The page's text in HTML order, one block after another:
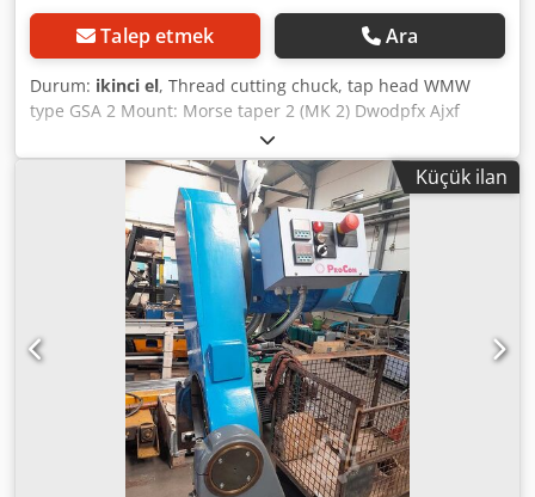
Talep etmek Ara
Durum: ikinci el, Thread cutting chuck, tap head WMW
type GSA 2 Mount: Morse taper 2 (MK 2) Dwodpfx Ajxf
Uymsayja Thread cutting capacity: M 5 - M 16 - Adjustable
slip clutch Net weight: 3 kg Automatic forward and reverse
operation with support arm. The machine itself does not
need to have forward/reverse operation. The tap is
clamped at the shank and square with adjustable drivers.
Both drivers are missing (but can be relatively easily
fabricated). For cutting right-hand threads.
Küçük ilan